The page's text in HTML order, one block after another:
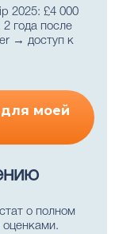
2025: £4 000
года после
→ доступ к
моей
о полном